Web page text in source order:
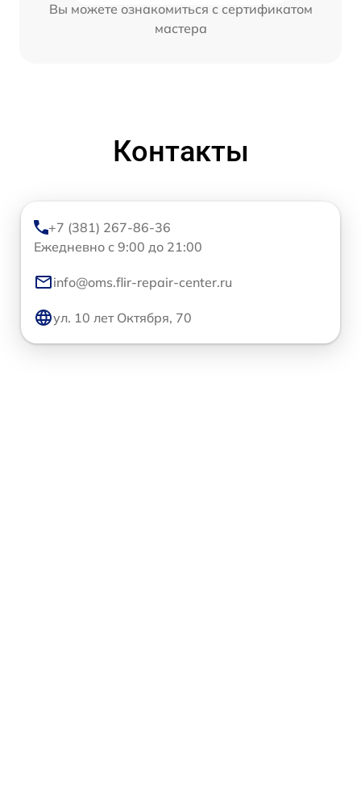
Вы можете ознакомиться с сертификатом
мастера
Контакты
+7 (381) 267-86-36
Ежедневно с 9:00 до 21:00
info@oms.flir-repair-center.ru
ул. 10 лет Октября, 70